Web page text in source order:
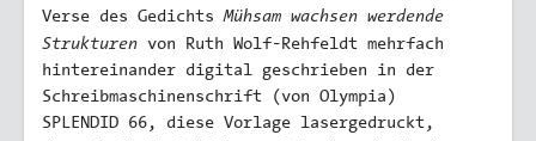
Verse des GedichtsMühsam wachsen werdende
Strukturen von Ruth Wolf-Rehfeldt mehrfach
hintereinander digital geschrieben in der
Schreibmaschinenschrift (von Olympia)
SPLENDID 66, diese Vorlage lasergedruckt,